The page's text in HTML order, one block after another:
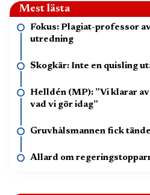
Mest lästa
Fokus: Plagiat-professor
utredning
Skogkär: Inte en quisling
Helldén (MP): ”Vi klarar
vad vi gör idag”
Gruvhålsmannen fick
Allard om